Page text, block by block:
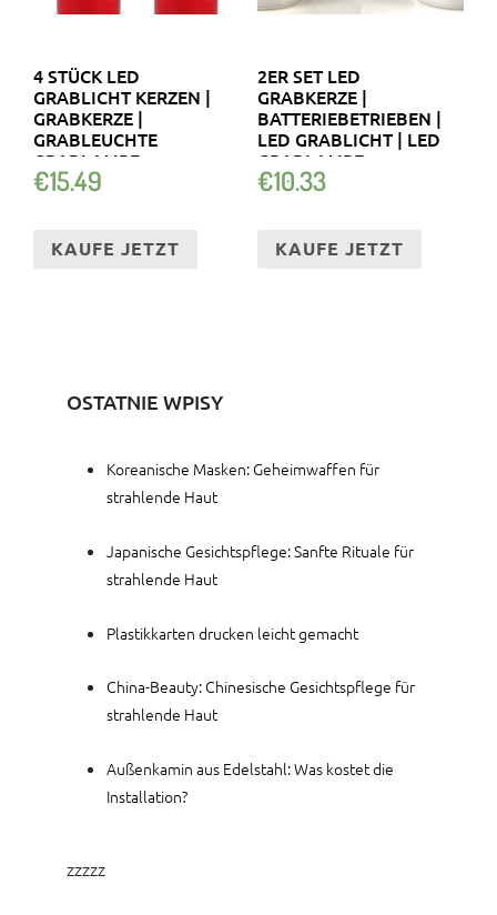
4 STÜCK LED
GRABLICHT KERZEN |
GRABKERZE |
GRABLEUCHTE
GRABLAMPE
FRIEDHOFSKERZE
€15.49
KAUFE JETZT
2ER SET LED
GRABKERZE |
BATTERIEBETRIEBEN |
LED GRABLICHT | LED
GRABLAMPE
€10.33
KAUFE JETZT
OSTATNIE WPISY
Koreanische Masken: Geheimwaffen für
strahlende Haut
Japanische Gesichtspflege: Sanfte Rituale für
strahlende Haut
Plastikkarten drucken leicht gemacht
China-Beauty: Chinesische Gesichtspflege für
strahlende Haut
Außenkamin aus Edelstahl: Was kostet die
Installation?
zzzzz